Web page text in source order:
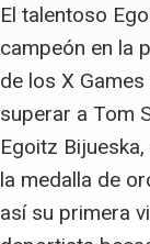
El talentoso
campeón en la
de los X
superar a Tom
Egoitz
la medalla de
así su primera